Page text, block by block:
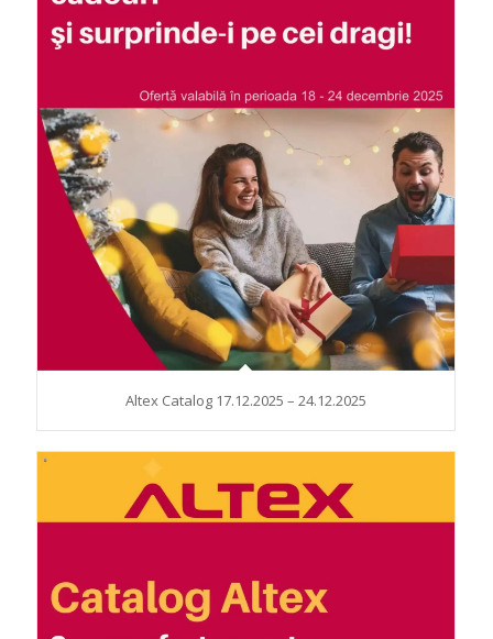
Altex Catalog 17.12.2025 – 24.12.2025